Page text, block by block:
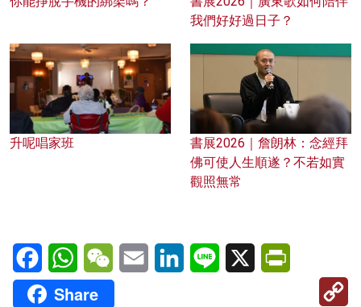
我們好好過日子？
升呢唱家班
書展2026｜詹朗林：念經拜
佛可使人生順遂？不若如實
觀照無常
FacebookWhatsAppWeChatEmail LinkedInLine X
Share